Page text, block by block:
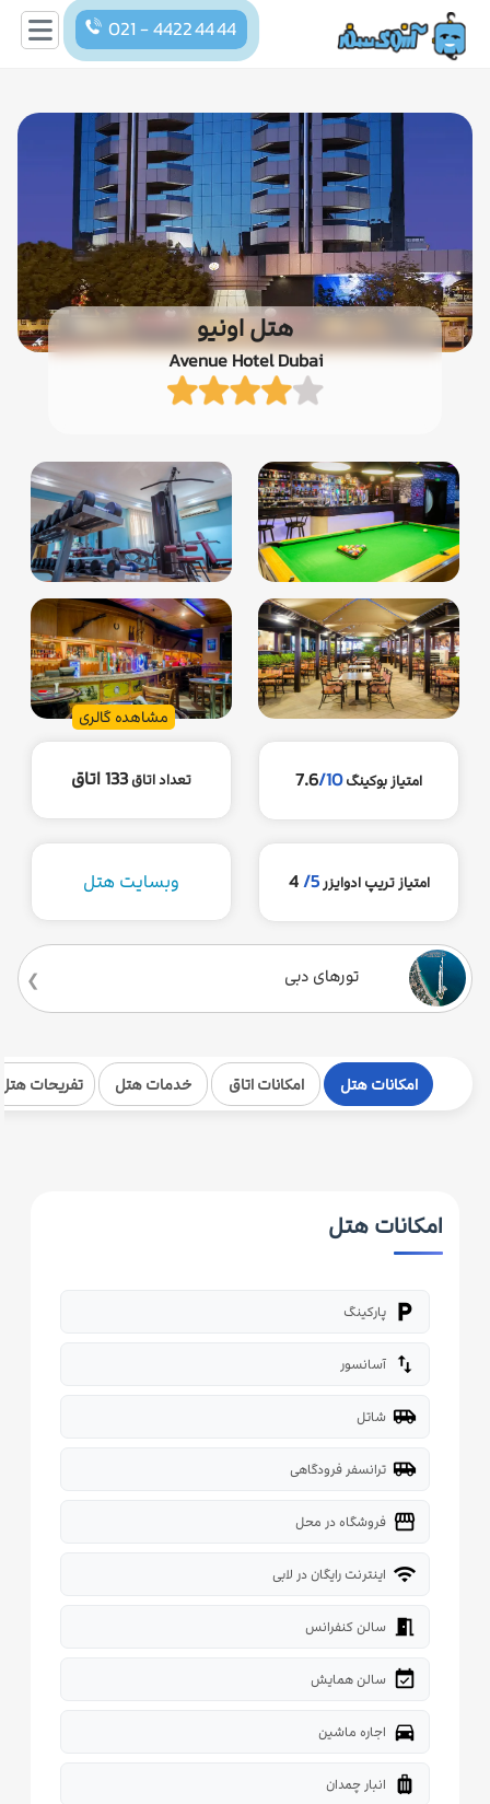
021 - 4422 44 44
هتل اونیو
Avenue Hotel Dubai
مشاهده گالری
امتیاز بوکینگ 7.6/10 تعداد اتاق133 اتاق
امتیاز تریپ ادوایزر5/
4 وبسایت هتل
تورهای دبی
امکانات هتل امکانات اتاق خدمات هتل تفریحات
امکانات هتل
local_parking پارکینگ
import_export آسانسور
airport_shuttle شاتل
airport_shuttle ترانسفر فرودگاهی
storefront فروشگاه در محل
wifi اینترنت رایگان در لابی
meeting_room سالن کنفرانس
event_available سالن همایش
directions_car اجاره ماشین
luggage انبار چمدان